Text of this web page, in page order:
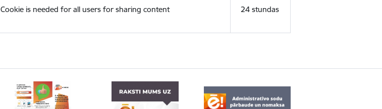
Cookie is needed for all users for sharing content 24 stundas